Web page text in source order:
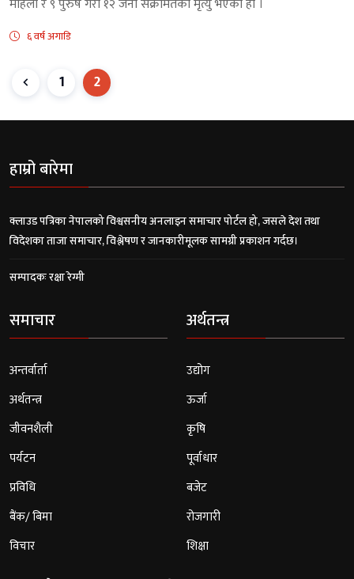
महिला र ९ पुरुष गरी १२ जना संक्रमितको मृत्यु भएको हो ।
६ वर्ष अगाडि
1 2
हाम्रो बारेमा
क्लाउड पत्रिका नेपालको विश्वसनीय अनलाइन समाचार पोर्टल हो, जसले देश तथा
विदेशका ताजा समाचार, विश्लेषण र जानकारीमूलक सामग्री प्रकाशन गर्दछ।
सम्पादकः रक्षा रेग्मी
समाचार
अन्तर्वार्ता
अर्थतन्त्र
जीवनशैली
पर्यटन
प्रविधि
बैंक/ बिमा
विचार
अर्थतन्त्र
उद्योग
ऊर्जा
कृषि
पूर्वाधार
बजेट
रोजगारी
शिक्षा